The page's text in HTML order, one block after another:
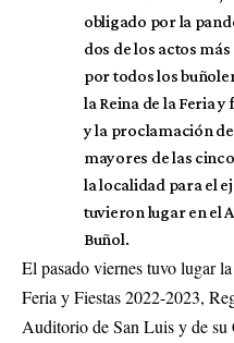
obligado por la
dos de los actos
por todos los
la Reina de la Feria
y la proclamación
mayores de las
la localidad para el
tuvieron lugar en el
Buñol.
El pasado viernes tuvo lugar
Feria y Fiestas 2022-2023,
Auditorio de San Luis y de